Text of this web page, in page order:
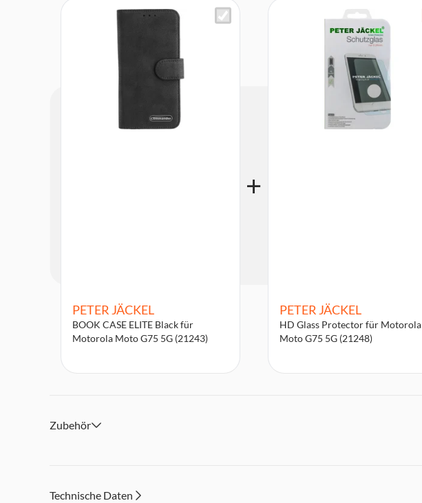
PETER JÄCKEL
BOOK CASE ELITE Black für
Motorola Moto G75 5G (21243)
PETER JÄCKEL
HD Glass Protector für Motorola
Moto G75 5G (21248)
Zubehör
Technische Daten